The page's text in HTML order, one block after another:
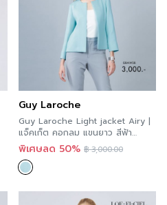
Guy Laroche
Guy Laroche Light jacket Airy |
แจ็คเก็ต คอกลม แขนยาว สีฟ้า
GBAWSB
พิเศษลด 50% ฿3,000.00